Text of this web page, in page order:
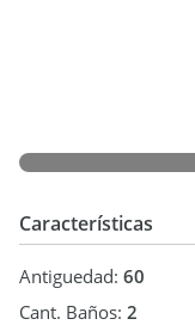
Características
Antiguedad: 60
Cant. Baños: 2